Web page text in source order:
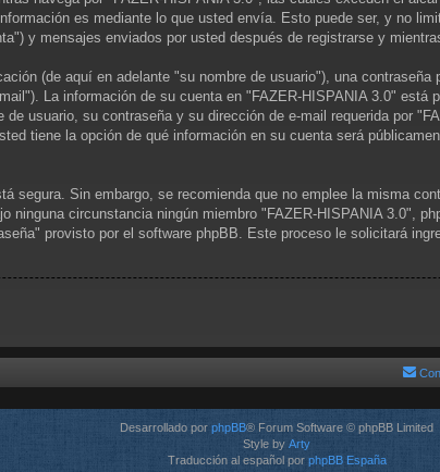
es mediante lo que usted envía. Esto puede ser, y no
y mensajes enviados por usted después de registrarse y
(de aquí en adelante "su nombre de usuario"), una
La información de su cuenta en "FAZER-HISPANIA 3.0"
usuario, su contraseña y su dirección de e-mail requerida por
tiene la opción de qué información en su cuenta será
segura. Sin embargo, se recomienda que no emplee la misma
ninguna circunstancia ningún miembro "FAZER-HISPANIA 3.0",
provisto por el software phpBB. Este proceso le solicitará
Desarrollado por phpBB® Forum Software © phpBB Limited
Style by Arty
Traducción al español por phpBB España